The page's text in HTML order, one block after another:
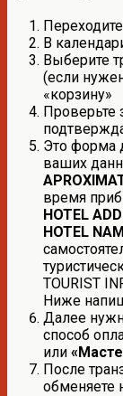
В
Выберите
(если
«корзину»
Проверьте
Это форма
ваших
время
HOTEL
HOTEL
TOURIST
Ниже
Далее
способ
или
После
обменяете